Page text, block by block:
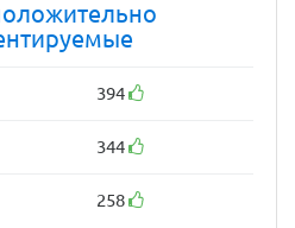
394
344
258